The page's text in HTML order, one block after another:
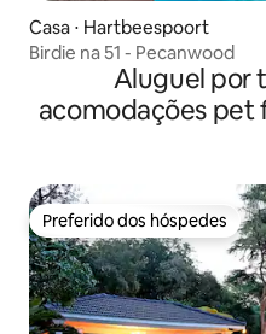
Casa ⋅ Hartbeespoort
Birdie na 51 - Pecanwood
Aluguel por
acomodações pet
Preferido dos hóspedes
Preferido dos hóspedes